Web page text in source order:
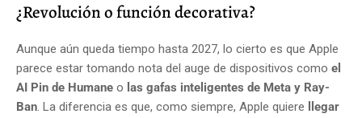
¿Revolución o función decorativa?
Aunque aún queda tiempo hasta 2027, lo cierto es que Apple
parece estar tomando nota del auge de dispositivos como el
AI Pin de Humane o las gafas inteligentes de Meta y Ray-
Ban. La diferencia es que, como siempre, Apple quiere
llegar